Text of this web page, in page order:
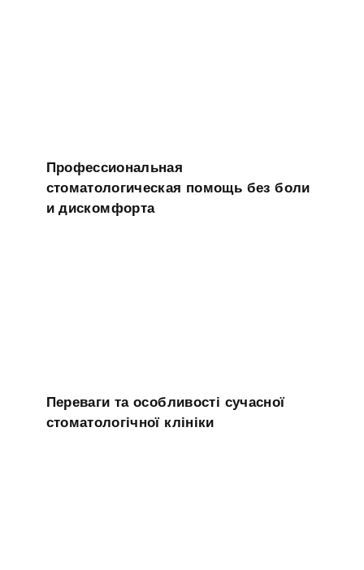
Профессиональная
стоматологическая помощь без боли
и дискомфорта
Переваги та особливості сучасної
стоматологічної клініки